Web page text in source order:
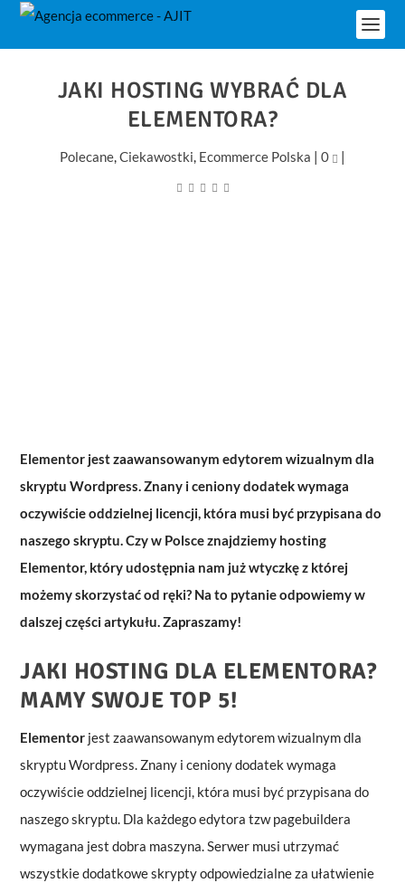
JAKI HOSTING WYBRAĆ DLA
ELEMENTORA?
Polecane,Ciekawostki, Ecommerce Polska | 0 |
Elementor jest zaawansowanym edytorem wizualnym dla
skryptu Wordpress. Znany i ceniony dodatek wymaga
oczywiście oddzielnej licencji, która musi być przypisana do
naszego skryptu. Czy w Polsce znajdziemy hosting
Elementor, który udostępnia nam już wtyczkę z której
możemy skorzystać od ręki? Na to pytanie odpowiemy w
dalszej części artykułu. Zapraszamy!
JAKI HOSTING DLA ELEMENTORA?
MAMY SWOJE TOP 5!
Elementor jest zaawansowanym edytorem wizualnym dla
skryptu Wordpress. Znany i ceniony dodatek wymaga
oczywiście oddzielnej licencji, która musi być przypisana do
naszego skryptu. Dla każdego edytora tzw pagebuildera
wymagana jest dobra maszyna. Serwer musi utrzymać
wszystkie dodatkowe skrypty odpowiedzialne za ułatwienie